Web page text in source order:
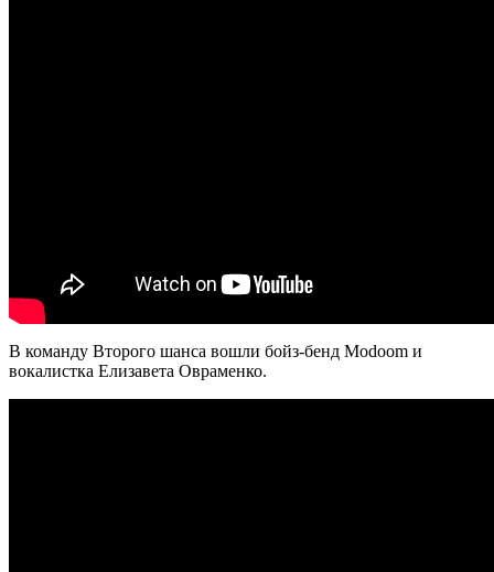
В команду Второго шанса вошли бойз-бенд Modoom и
вокалистка Елизавета Овраменко.